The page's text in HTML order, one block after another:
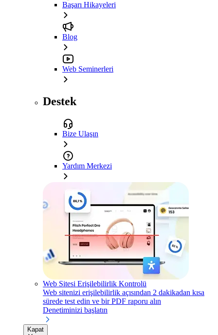
Başarı Hikayeleri
Blog
Web Seminerleri
Destek
Bize Ulaşın
Yardım Merkezi
Web Sitesi Erişilebilirlik Kontrolü
Web sitenizi erişilebilirlik açısından 2 dakikadan kısa
sürede test edin ve bir PDF raporu alın
Denetiminizi başlatın
Kapat